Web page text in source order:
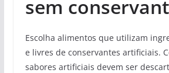
sem
Escolha alimentos que utilizam
e livres de conservantes artificiais.
sabores artificiais devem ser